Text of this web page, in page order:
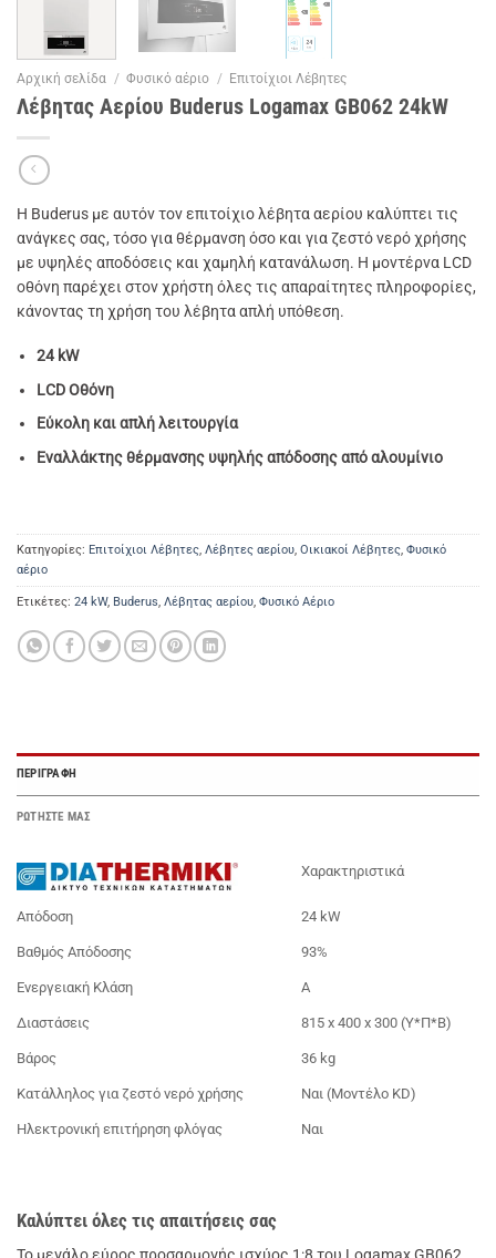
Αρχική σελίδα / Φυσικό αέριο / Επιτοίχιοι Λέβητες
Λέβητας Αερίου Buderus Logamax GB062 24kW
Η Buderus με αυτόν τον επιτοίχιο λέβητα αερίου καλύπτει τις
ανάγκες σας, τόσο για θέρμανση όσο και για ζεστό νερό χρήσης
με υψηλές αποδόσεις και χαμηλή κατανάλωση. Η μοντέρνα LCD
οθόνη παρέχει στον χρήστη όλες τις απαραίτητες πληροφορίες,
κάνοντας τη χρήση του λέβητα απλή υπόθεση.
24 kW
LCD Οθόνη
Εύκολη και απλή λειτουργία
Εναλλάκτης θέρμανσης υψηλής απόδοσης από αλουμίνιο
Κατηγορίες: Επιτοίχιοι Λέβητες, Λέβητες αερίου, Οικιακοί Λέβητες, Φυσικό
αέριο
Ετικέτες: 24 kW, Buderus, Λέβητας αερίου, Φυσικό Αέριο
ΠΕΡΙΓΡΑΦΉ
ΡΩΤΗΣΤΕ ΜΑΣ
Χαρακτηριστικά
Απόδοση 24 kW
Βαθμός Απόδοσης 93%
Ενεργειακή Κλάση Α
Διαστάσεις 815 x 400 x 300 (Y*Π*Β)
Βάρος 36 kg
Κατάλληλος για ζεστό νερό χρήσης Ναι (Μοντέλο KD)
Ηλεκτρονική επιτήρηση φλόγας Ναι
Καλύπτει όλες τις απαιτήσεις σας